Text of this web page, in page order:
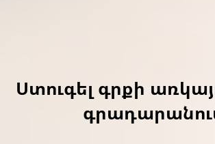
Ստուգել գրքի